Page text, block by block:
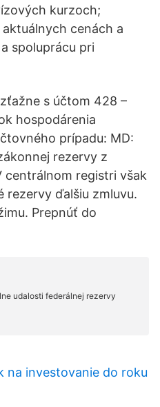
kurzoch;
cenách a
spoluprácu pri
s účtom 428 –
hospodárenia
prípadu: MD:
rezervy z
centrálnom registri však
rezervy ďalšiu zmluvu.
Prepnúť do
na investovanie do roku